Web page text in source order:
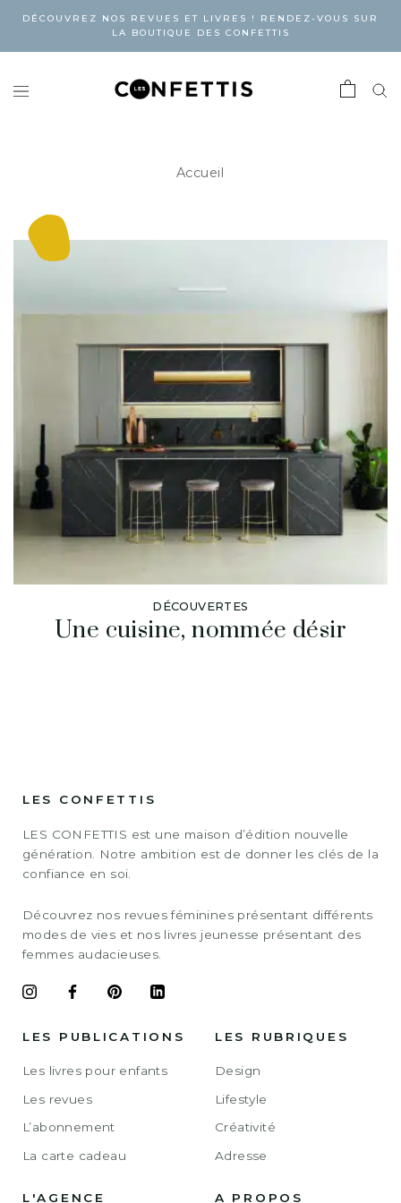
DÉCOUVREZ NOS REVUES ET LIVRES ! RENDEZ-VOUS SUR
LA BOUTIQUE DES CONFETTIS
Accueil
DÉCOUVERTES
Une cuisine, nommée désir
LES CONFETTIS
LES CONFETTIS est une maison d’édition nouvelle
génération. Notre ambition est de donner les clés de la
confiance en soi.
Découvrez nos revues féminines présentant différents
modes de vies et nos livres jeunesse présentant des
femmes audacieuses.
LES PUBLICATIONS
Les livres pour enfants
Les revues
L’abonnement
La carte cadeau
LES RUBRIQUES
Design
Lifestyle
Créativité
Adresse
L'AGENCE A PROPOS